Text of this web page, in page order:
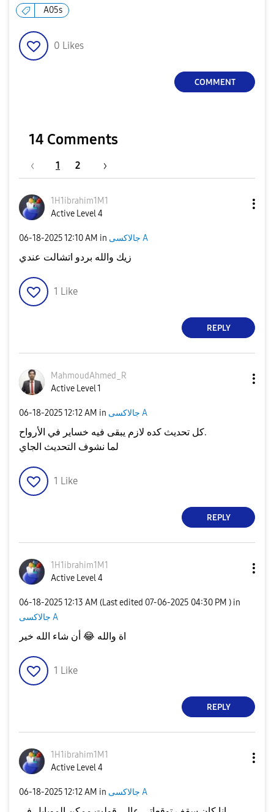
A05s
0 Likes
COMMENT
14 Comments
1 2
1H1ibrahim1M1
Active Level 4
‎06-18-202512:10 AM in جالاكسى A
زيك والله بردو اتشالت عندي
1 Like
REPLY
MahmoudAhmed_R
Active Level 1
‎06-18-202512:12 AM in جالاكسى A
كل تحديث كده لازم يبقى فيه خساير في الأرواح.
لما نشوف التحديث الجاي
1 Like
REPLY
1H1ibrahim1M1
Active Level 4
‎06-18-202512:13 AM (Last edited ‎07-06-2025 04:30 PM ) in
جالاكسى A
اة والله 😂 أن شاء الله خير
1 Like
REPLY
1H1ibrahim1M1
Active Level 4
‎06-18-202512:12 AM in جالاكسى A